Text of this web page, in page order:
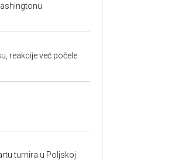
reakcije već počele
turnira u Poljskoj